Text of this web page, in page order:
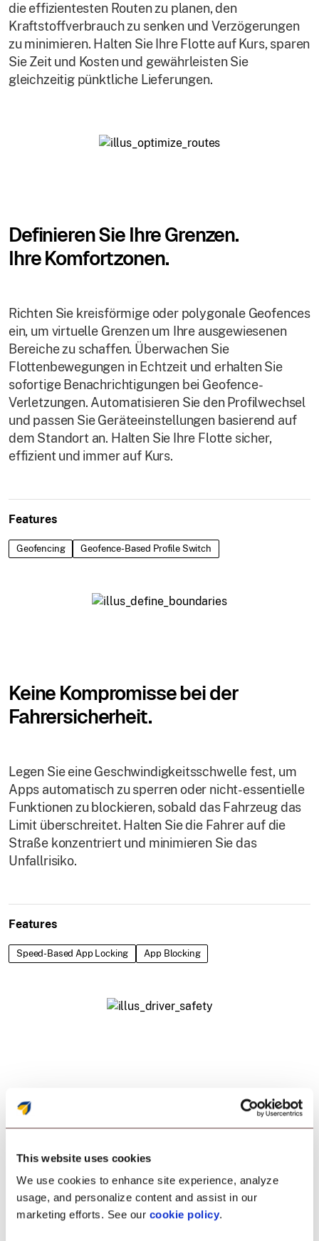
This website uses cookies
We use cookies to enhance site experience, analyze
usage, and personalize content and assist in our
marketing efforts. See our cookie policy.
die effizientesten Routen zu planen, den
Kraftstoffverbrauch zu senken und Verzögerungen
zu minimieren. Halten Sie Ihre Flotte auf Kurs, sparen
Sie Zeit und Kosten und gewährleisten Sie
gleichzeitig pünktliche Lieferungen.
Definieren Sie Ihre Grenzen.
Ihre Komfortzonen.
Richten Sie kreisförmige oder polygonale Geofences
ein, um virtuelle Grenzen um Ihre ausgewiesenen
Bereiche zu schaffen. Überwachen Sie
Flottenbewegungen in Echtzeit und erhalten Sie
sofortige Benachrichtigungen bei Geofence-
Verletzungen. Automatisieren Sie den Profilwechsel
und passen Sie Geräteeinstellungen basierend auf
dem Standort an. Halten Sie Ihre Flotte sicher,
effizient und immer auf Kurs.
Features
Geofencing Geofence-Based Profile Switch
Keine Kompromisse bei der
Fahrersicherheit.
Legen Sie eine Geschwindigkeitsschwelle fest, um
Apps automatisch zu sperren oder nicht-essentielle
Funktionen zu blockieren, sobald das Fahrzeug das
Limit überschreitet. Halten Sie die Fahrer auf die
Straße konzentriert und minimieren Sie das
Unfallrisiko.
Features
Speed-Based App Locking App Blocking
Bereit, Ihre
Logistikabläufe auf die
nächste Stufe zu heben?